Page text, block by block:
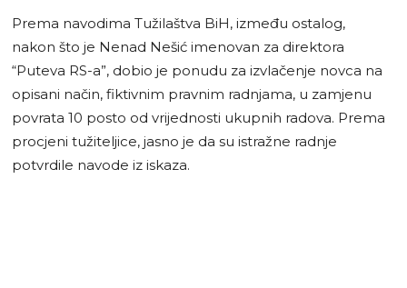
Prema navodima Tužilaštva BiH, između ostalog,
nakon što je Nenad Nešić imenovan za direktora
“Puteva RS-a”, dobio je ponudu za izvlačenje novca na
opisani način, fiktivnim pravnim radnjama, u zamjenu
povrata 10 posto od vrijednosti ukupnih radova. Prema
procjeni tužiteljice, jasno je da su istražne radnje
potvrdile navode iz iskaza.